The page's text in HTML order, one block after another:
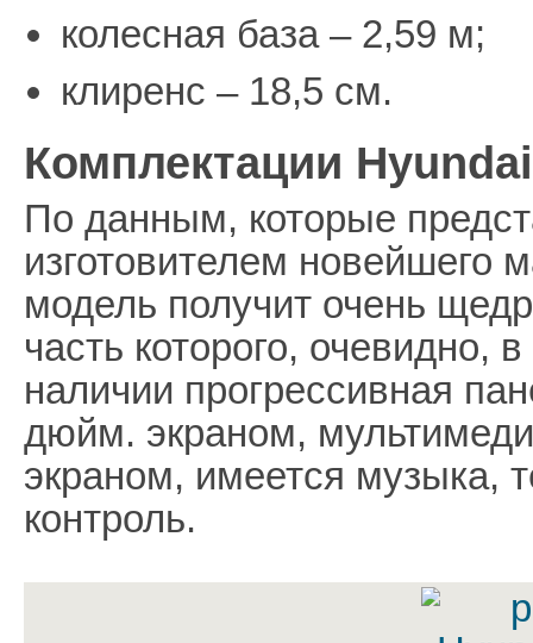
колесная база – 2,59 м;
клиренс – 18,5 см.
Комплектации
По данным, которые
изготовителем новейшего
модель получит очень
часть которого, очевидно,
наличии прогрессивная
дюйм. экраном,
экраном, имеется музыка,
контроль.